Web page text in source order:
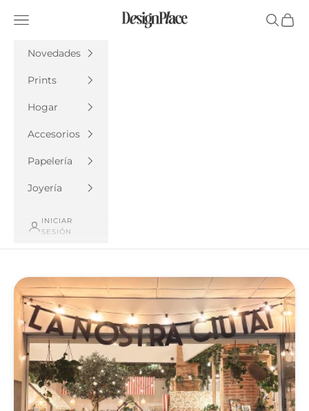
DesignPlace
Menú Buscar
Cesta
Novedades
Prints
Hogar
Accesorios
Papelería
Joyería
INICIAR
SESIÓN